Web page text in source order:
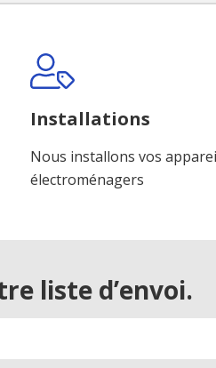
Installations
Nous installons vos
électroménagers
liste d’envoi.